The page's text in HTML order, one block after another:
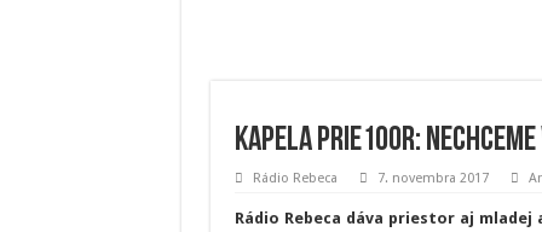
Kapela PRIE100R:
Rádio Rebeca 7. novembra 2017
Rádio Rebeca dáva priestor aj